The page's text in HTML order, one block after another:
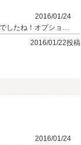
2016/01/24
したね！オプション
いたします。この度
2016/01/22投稿
2016/01/24